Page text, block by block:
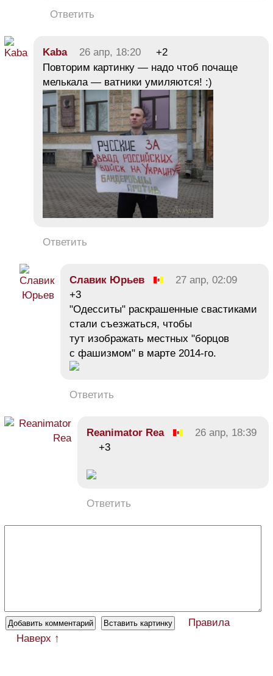
Ответить
Kaba 26 апр, 18:20
+2
Повторим картинку — надо чтоб почаще
мелькала — ватники умиляются! :)
Ответить
Славик Юрьев
27 апр, 02:09
+3
"Одесситы" раскрашенные свастиками
стали съезжаться, чтобы
тут изображать местных "борцов
с фашизмом" в марте 2014-го.
Ответить
Reanimator Rea
26 апр, 18:39
+3
Ответить
Правила
Наверх ↑